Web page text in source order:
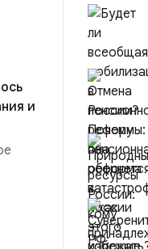
и